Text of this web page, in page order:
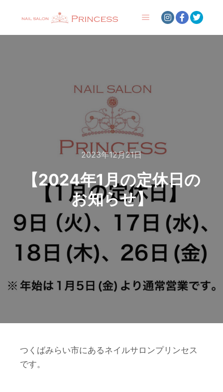
2023年12月21日
【2024年1月の定休日の
お知らせ】
つくばみらい市にあるネイルサロンプリンセス
です。